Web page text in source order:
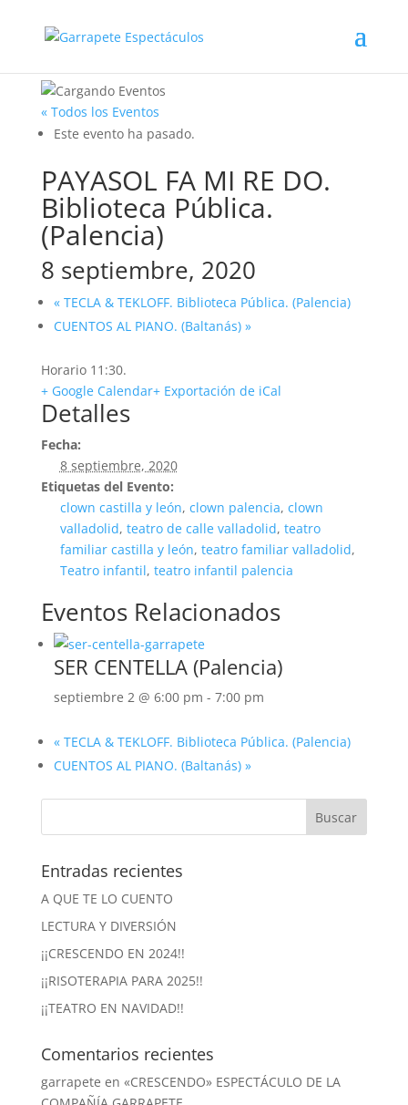
« Todos los Eventos
Este evento ha pasado.
PAYASOL FA MI RE DO.
Biblioteca Pública.
(Palencia)
8 septiembre, 2020
«TECLA & TEKLOFF. Biblioteca Pública. (Palencia)
CUENTOS AL PIANO. (Baltanás) »
Horario 11:30.
+ Google Calendar+ Exportación de iCal
Detalles
Fecha:
8 septiembre, 2020
Etiquetas del Evento:
clown castilla y león, clown palencia, clown
valladolid, teatro de calle valladolid, teatro
familiar castilla y león, teatro familiar valladolid,
Teatro infantil, teatro infantil palencia
Eventos Relacionados
SER CENTELLA (Palencia)
septiembre 2 @ 6:00 pm - 7:00 pm
«TECLA & TEKLOFF. Biblioteca Pública. (Palencia)
CUENTOS AL PIANO. (Baltanás) »
Entradas recientes
A QUE TE LO CUENTO
LECTURA Y DIVERSIÓN
¡¡CRESCENDO EN 2024!!
¡¡RISOTERAPIA PARA 2025!!
¡¡TEATRO EN NAVIDAD!!
Comentarios recientes
garrapete en «CRESCENDO» ESPECTÁCULO DE LA